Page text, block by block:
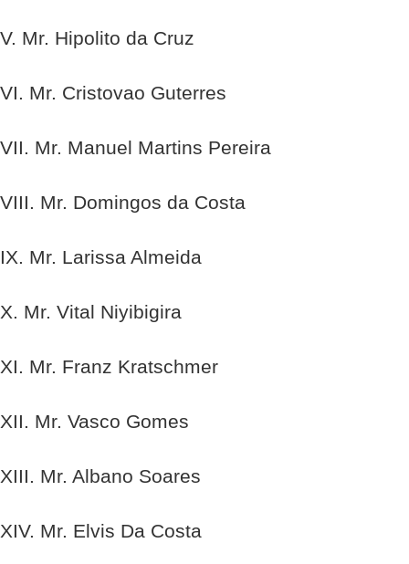
V. Mr. Hipolito da Cruz
VI. Mr. Cristovao Guterres
VII. Mr. Manuel Martins Pereira
VIII. Mr. Domingos da Costa
IX. Mr. Larissa Almeida
X. Mr. Vital Niyibigira
XI. Mr. Franz Kratschmer
XII. Mr. Vasco Gomes
XIII. Mr. Albano Soares
XIV. Mr. Elvis Da Costa